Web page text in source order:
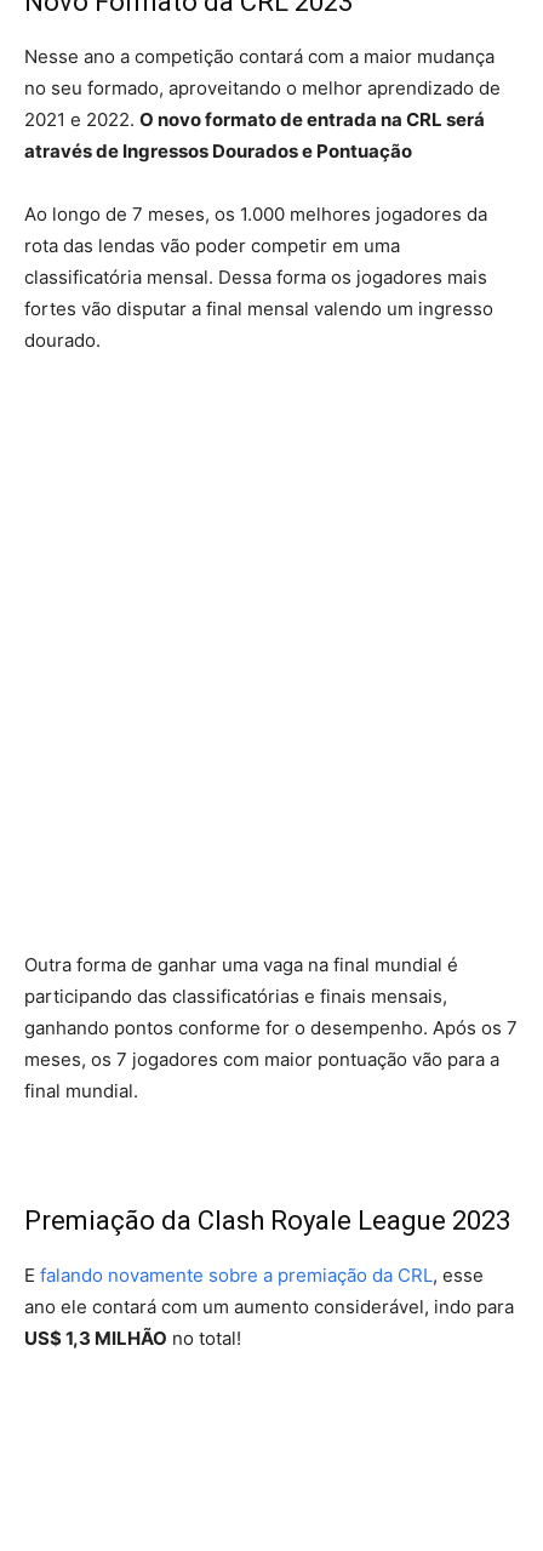
Nesse ano a competição contará com a maior mudança
no seu formado, aproveitando o melhor aprendizado de
2021 e 2022. O novo formato de entrada na CRL será
através de Ingressos Dourados e Pontuação
Ao longo de 7 meses, os 1.000 melhores jogadores da
rota das lendas vão poder competir em uma
classificatória mensal. Dessa forma os jogadores mais
fortes vão disputar a final mensal valendo um ingresso
dourado.
Outra forma de ganhar uma vaga na final mundial é
participando das classificatórias e finais mensais,
ganhando pontos conforme for o desempenho. Após os 7
meses, os 7 jogadores com maior pontuação vão para a
final mundial.
Premiação da Clash Royale League 2023
E falando novamente sobre a premiação da CRL, esse
ano ele contará com um aumento considerável, indo para
US$ 1,3 MILHÃO no total!